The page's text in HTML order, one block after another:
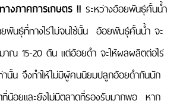
างภาคการเกษตร !! ระหว่างอ้อยพันธุ์คั้นน้ำ
ยพันธุ์ที่ทางไร่ไม่จนใช้นั้น อ้อยพันธุ์คั้นน้ำ จะ
าณ 15-20 ตัน แต่อ้อยดำ จะให้ผลผลิตต่อไร่
นั้น จึงทำให้ไม่มีผู้คนนิยมปลูกอ้อยดำกันนัก
ที่น้อยและยังไม่มีตลาดที่รองรับมากพอ หาก